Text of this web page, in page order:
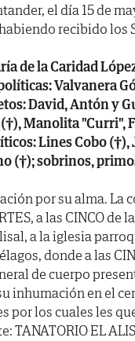
el día 15 de
recibido los
de la Caridad
Valvanera
David, Antón y
(†), Manolita "Curri",
Lines Cobo (†),
(†); sobrinos,
por su alma. La
a las CINCO de
a la iglesia
donde a las
de cuerpo
inhumación en el
por los cuales les
TANATORIO EL